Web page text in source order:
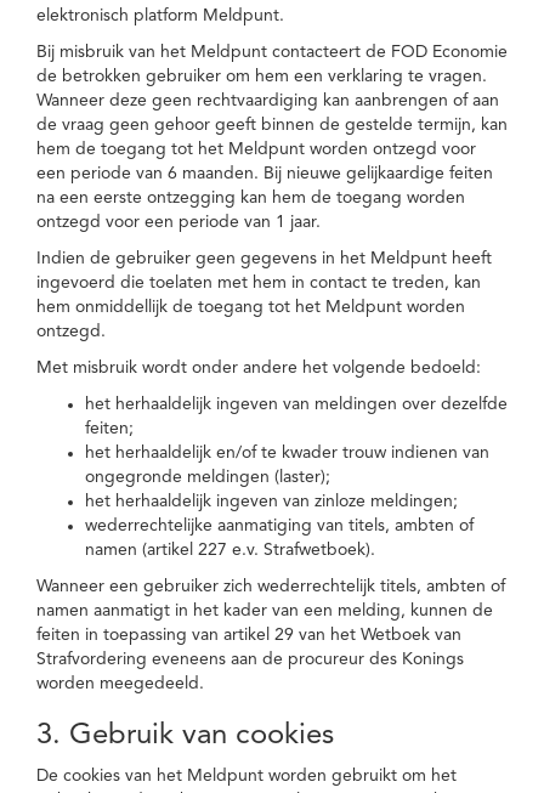
elektronisch platform Meldpunt.
Bij misbruik van het Meldpunt contacteert de FOD Economie
de betrokken gebruiker om hem een verklaring te vragen.
Wanneer deze geen rechtvaardiging kan aanbrengen of aan
de vraag geen gehoor geeft binnen de gestelde termijn, kan
hem de toegang tot het Meldpunt worden ontzegd voor
een periode van 6 maanden. Bij nieuwe gelijkaardige feiten
na een eerste ontzegging kan hem de toegang worden
ontzegd voor een periode van 1 jaar.
Indien de gebruiker geen gegevens in het Meldpunt heeft
ingevoerd die toelaten met hem in contact te treden, kan
hem onmiddellijk de toegang tot het Meldpunt worden
ontzegd.
Met misbruik wordt onder andere het volgende bedoeld:
het herhaaldelijk ingeven van meldingen over dezelfde
feiten;
het herhaaldelijk en/of te kwader trouw indienen van
ongegronde meldingen (laster);
het herhaaldelijk ingeven van zinloze meldingen;
wederrechtelijke aanmatiging van titels, ambten of
namen (artikel 227 e.v. Strafwetboek).
Wanneer een gebruiker zich wederrechtelijk titels, ambten of
namen aanmatigt in het kader van een melding, kunnen de
feiten in toepassing van artikel 29 van het Wetboek van
Strafvordering eveneens aan de procureur des Konings
worden meegedeeld.
3. Gebruik van cookies
De cookies van het Meldpunt worden gebruikt om het